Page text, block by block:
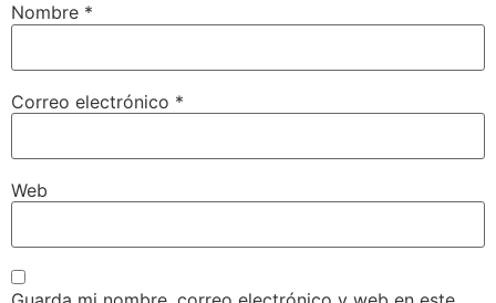
Nombre *
Correo electrónico *
Web